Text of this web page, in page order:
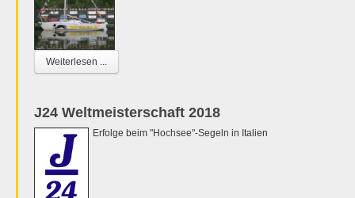
Weiterlesen ...
J24 Weltmeisterschaft 2018
Erfolge beim "Hochsee"-Segeln in Italien